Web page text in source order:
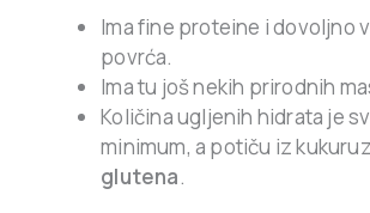
Ima fine proteine i dovoljno
povrća.
Ima tu još nekih prirodnih
Količina ugljenih hidrata je
minimum, a potiču iz
glutena.